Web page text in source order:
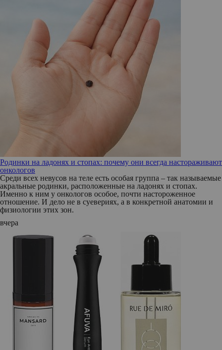
Родинки на ладонях и стопах: почему они всегда настораживают
онкологов
Среди всех невусов на теле есть особая группа – так называемые
акральные родинки, расположенные на ладонях и стопах.
Именно к ним у онкологов особое, почти настороженное
отношение. И дело не в суевериях, а в конкретной анатомии и
физиологии этих зон.
вчера